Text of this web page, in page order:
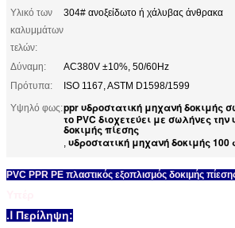
Υλικό των
καλυμμάτων
τελών:
304# ανοξείδωτο ή χάλυβας άνθρακα
Δύναμη:
AC380V ±10%, 50/60Hz
Πρότυπα:
ISO 1167, ASTM D1598/1599
Υψηλό φως:ppr υδροστατική μηχανή δοκιμής
το PVC διοχετεύει με σωλήνες
δοκιμής πίεσης
, υδροστατική μηχανή δοκιμής
PVC PPR PE πλαστικός εξοπλισμός δοκιμής
.Ⅰ Περίληψη: